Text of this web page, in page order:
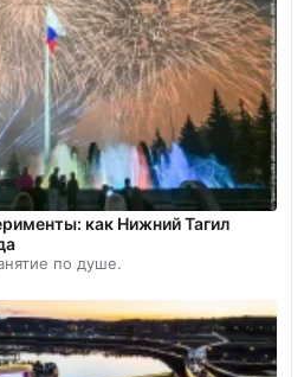
как Нижний Тагил
по душе.